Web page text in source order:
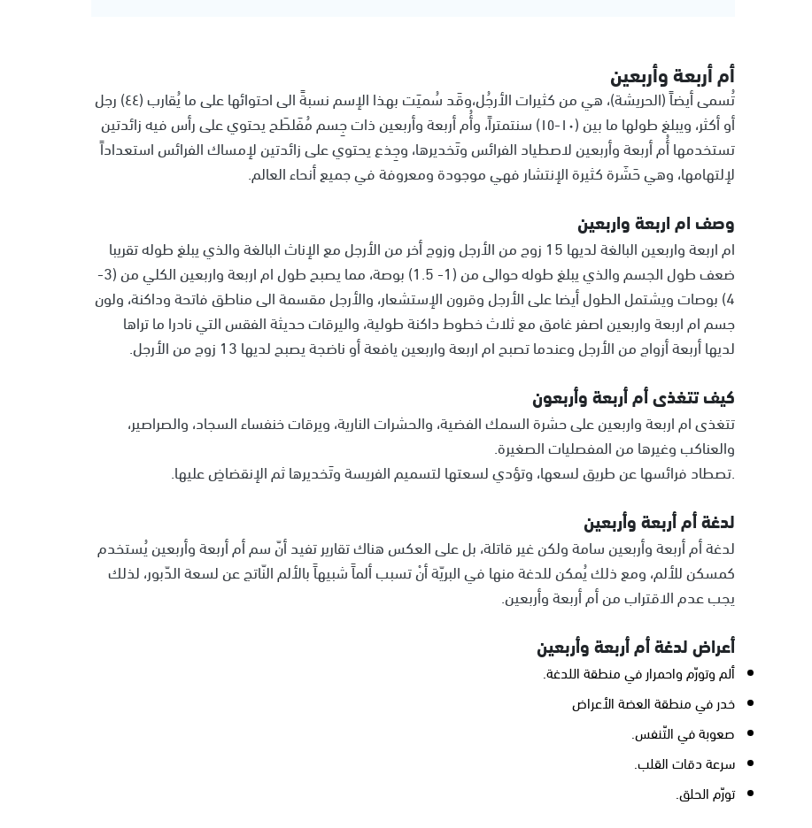
أم أربعة وأربعين
تُسمى أيضاً (الحريشة)، هي من كثيرات الأرجُل،وقَد سُميَت بهذا الإسم نسبةً الى احتوائها على ما يُقارب (٤٤) رجل
أو أكثر، ويبلغ طولها ما بين (١٠-١٥) سنتمتراً، وأُم أربعة وأربعين ذات جِسم مُفَلطَح يحتوي على رأس فيه زائدتين
تستخدمها أُم أربعة وأربعين لاصطياد الفرائس وتَخديرها، وجِذع يحتوي على زائدتين لإمساك الفرائس استعداداً
لإلتهامها، وهي حَشَرة كثيرة الإنتشار فهي موجودة ومعروفة في جميع أنحاء العالم.
وصف ام اربعة واربعين
ام اربعة واربعين البالغة لديها 15 زوج من الأرجل وزوج أخر من الأرجل مع الإناث البالغة والذي يبلغ طوله تقريبا
ضعف طول الجسم والذي يبلغ طوله حوالى من (1- 1.5) بوصة، مما يصبح طول ام اربعة واربعين الكلي من (3-
4) بوصات ويشتمل الطول أيضا على الأرجل وقرون الإستشعار، والأرجل مقسمة الى مناطق فاتحة وداكنة، ولون
جسم ام اربعة واربعين اصفر غامق مع ثلاث خطوط داكنة طولية، واليرقات حديثة الفقس التي نادرا ما تراها
لديها أربعة أزواج من الأرجل وعندما تصبح ام اربعة واربعين يافعة أو ناضجة يصبح لديها 13 زوج من الأرجل.
كيف تتغذى أم أربعة وأربعون
تتغذى ام اربعة واربعين على حشرة السمك الفضية، والحشرات النارية، ويرقات خنفساء السجاد، والصراصير،
والعناكب وغيرها من المفصليات الصغيرة.
.تصطاد فرائسها عن طريق لسعها، وتؤدي لسعتها لتسميم الفريسة وتَخديرها ثم الإنقضاضِ عليها.
لدغة أم أربعة وأربعين
لدغة أم أربعة وأربعين سامة ولكن غير قاتلة، بل على العكس هناك تقارير تفيد أنّ سم أم أربعة وأربعين يُستخدم
كمسكن للألم، ومع ذلك يُمكن للدغة منها في البريّة أنْ تسبب ألماََ شبيهاََ بالألم النّاتج عن لسعة الدّبور، لذلك
يجب عدم الاقتراب من أم أربعة وأربعين.
أعراض لدغة أم أربعة وأربعين
ألم وتورّم واحمرار في منطقة اللدغة.
خدر في منطقة العضة الأعراض
صعوبة في التّنفس.
سرعة دقات القلب.
تورّم الحلق.